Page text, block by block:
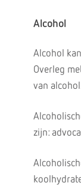
Alcohol
Alcohol
Overleg
van
zijn: